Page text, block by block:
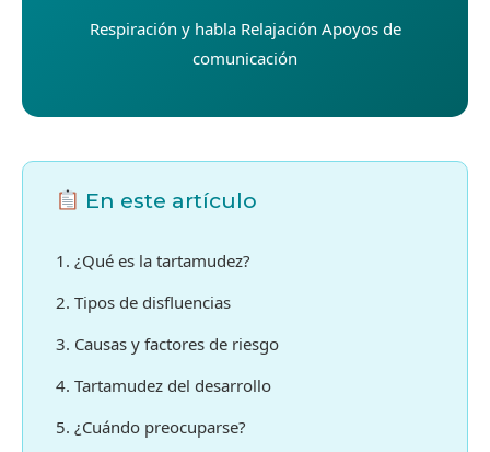
Respiración y habla Relajación Apoyos de
comunicación
En este artículo
1. ¿Qué es la tartamudez?
2. Tipos de disfluencias
3. Causas y factores de riesgo
4. Tartamudez del desarrollo
5. ¿Cuándo preocuparse?